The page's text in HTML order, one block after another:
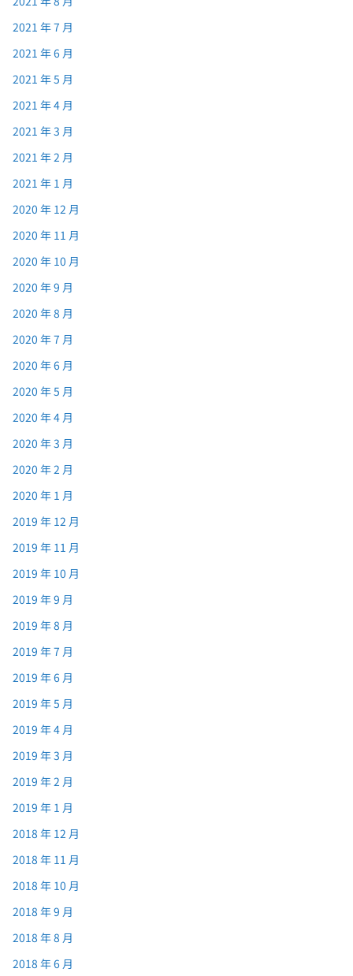
2021 年 7 月
2021 年 6 月
2021 年 5 月
2021 年 4 月
2021 年 3 月
2021 年 2 月
2021 年 1 月
2020 年 12 月
2020 年 11 月
2020 年 10 月
2020 年 9 月
2020 年 8 月
2020 年 7 月
2020 年 6 月
2020 年 5 月
2020 年 4 月
2020 年 3 月
2020 年 2 月
2020 年 1 月
2019 年 12 月
2019 年 11 月
2019 年 10 月
2019 年 9 月
2019 年 8 月
2019 年 7 月
2019 年 6 月
2019 年 5 月
2019 年 4 月
2019 年 3 月
2019 年 2 月
2019 年 1 月
2018 年 12 月
2018 年 11 月
2018 年 10 月
2018 年 9 月
2018 年 8 月
2018 年 6 月